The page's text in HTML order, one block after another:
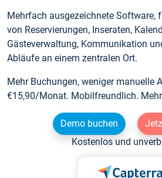
Mehrfach ausgezeichnete Software,
von Reservierungen, Inseraten,
Gästeverwaltung, Kommunikation
Abläufe an einem zentralen Ort.
Mehr Buchungen, weniger manuelle
€15,90/Monat. Mobilfreundlich.
Demo buchen
Kostenlos und